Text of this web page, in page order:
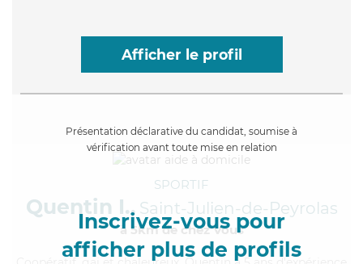
Afficher le profil
Présentation déclarative du candidat, soumise à
vérification avant toute mise en relation
Inscrivez-vous pour
afficher plus de profils
SPORTIF
Quentin I., Saint-Julien-de-Peyrolas
à 5km de chez Vous